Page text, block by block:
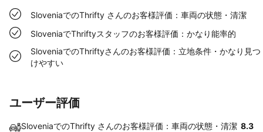
SloveniaでのThrifty さんのお客様評価：車両の状態・清潔
SloveniaでThriftyスタッフのお客様評価：かなり能率的
SloveniaでのThriftyさんのお客様評価：立地条件・かなり見つ
けやすい
ユーザー評価
SloveniaでのThrifty さんのお客様評価：車両の状態・清潔 8.3